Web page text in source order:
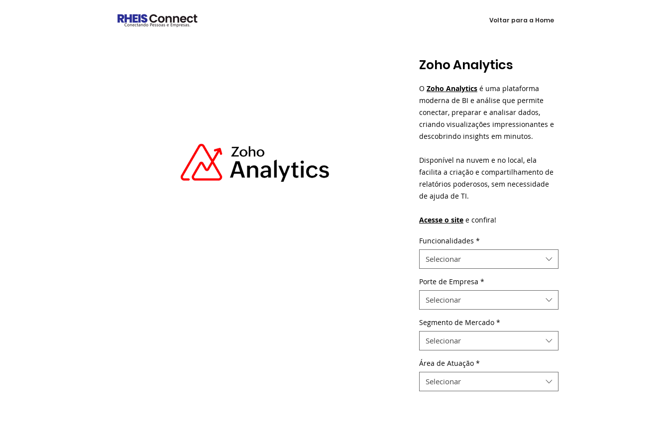
Voltar para a Home
Zoho Analytics
O Zoho Analytics é uma plataforma
moderna de BI e análise que permite
conectar, preparar e analisar dados,
criando visualizações impressionantes e
descobrindo insights em minutos.
Disponível na nuvem e no local, ela
facilita a criação e compartilhamento de
relatórios poderosos, sem necessidade
de ajuda de TI.
Acesse o site e confira!
Funcionalidades *
Selecionar
Porte de Empresa *
Selecionar
Segmento de Mercado *
Selecionar
Área de Atuação *
Selecionar